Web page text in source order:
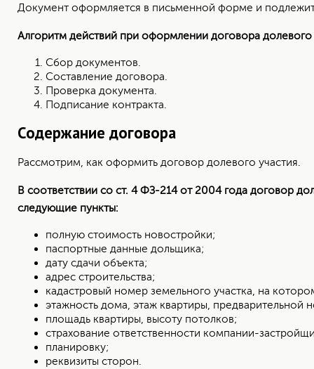
Документ оформляется в письменной форме и подлежит
Алгоритм действий при оформлении договора долевого
Сбор документов.
Составление договора.
Проверка документа.
Подписание контракта.
Содержание договора
Рассмотрим, как оформить договор долевого участия.
В соответствии со ст. 4 ФЗ-214 от 2004 года договор
следующие пункты:
полную стоимость новостройки;
паспортные данные дольщика;
дату сдачи объекта;
адрес строительства;
кадастровый номер земельного участка, на
этажность дома, этаж квартиры, предварительной
площадь квартиры, высоту потолков;
страхование ответственности компании-
планировку;
реквизиты сторон.